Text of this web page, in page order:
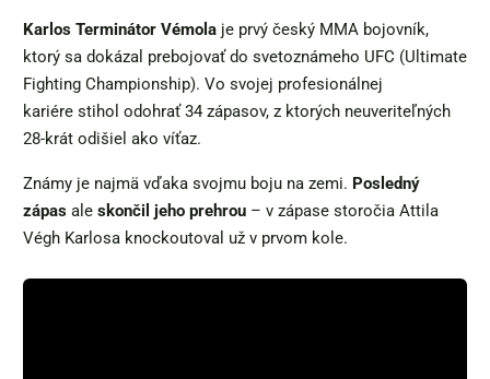
Karlos Terminátor Vémola je prvý český MMA bojovník,
ktorý sa dokázal prebojovať do svetoznámeho UFC (Ultimate
Fighting Championship). Vo svojej profesionálnej
kariére stihol odohrať 34 zápasov, z ktorých neuveriteľných
28-krát odišiel ako víťaz.
Známy je najmä vďaka svojmu boju na zemi. Posledný
zápas ale skončil jeho prehrou – v zápase storočia Attila
Végh Karlosa knockoutoval už v prvom kole.